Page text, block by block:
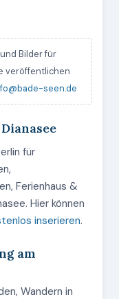
Bilder für
veröffentlichen
seen.de
für
Ferienhaus &
Hier können
inserieren.
am
Wandern in